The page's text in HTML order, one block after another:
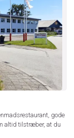
gode
altid tilstræber, at du